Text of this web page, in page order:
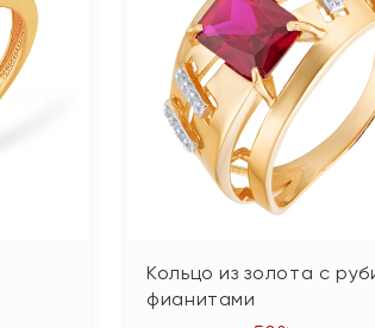
Кольцо из золота с
фианитами